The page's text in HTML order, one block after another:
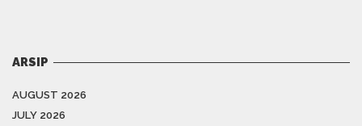
ARSIP
AUGUST 2026
JULY 2026